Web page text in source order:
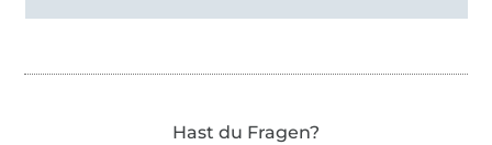
Hast du Fragen?